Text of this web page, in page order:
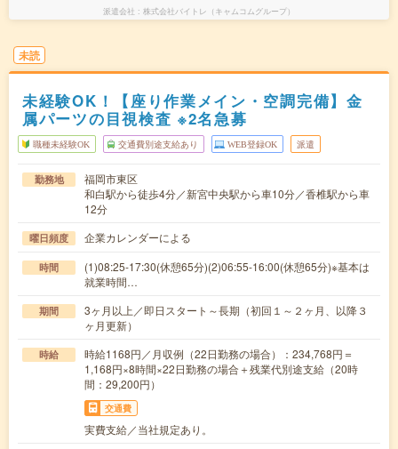
派遣会社 株式会社バイトレ（キャムコムグループ）
未読
未経験OK！【座り作業メイン・空調完備】金
属パーツの目視検査 ※2名急募
職種未経験OK 交通費別途支給あり WEB登録OK 派遣
勤務地
福岡市東区
和白駅から徒歩4分／新宮中央駅から車10分／香椎駅から車
12分
曜日頻度 企業カレンダーによる
時間
(1)08:25-17:30(休憩65分)(2)06:55-16:00(休憩65分)※基本は
就業時間…
期間
3ヶ月以上／即日スタート～長期（初回１～２ヶ月、以降３
ヶ月更新）
時給
時給1168円／月収例（22日勤務の場合）：234,768円＝
1,168円×8時間×22日勤務の場合＋残業代別途支給（20時
間：29,200円）
交通費
実費支給／当社規定あり。